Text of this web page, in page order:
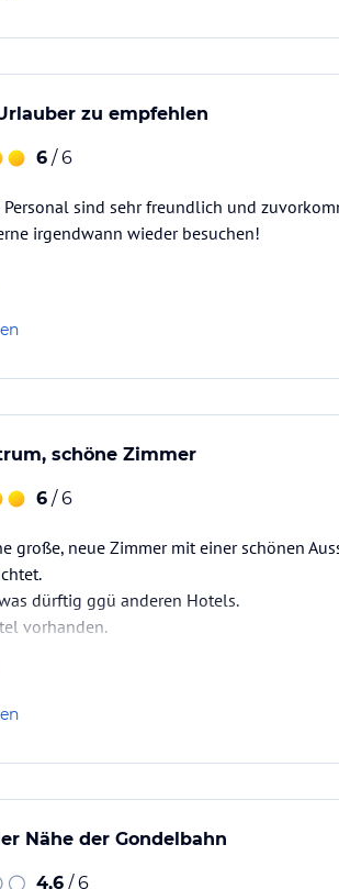
zu empfehlen
6 / 6
Personal sind sehr freundlich und
irgendwann wieder besuchen!
schöne Zimmer
6 / 6
große, neue Zimmer mit einer schönen
dürftig ggü anderen Hotels.
vorhanden.
ist fußläufig zu erreichen.
Nähe der Gondelbahn
4,6 / 6